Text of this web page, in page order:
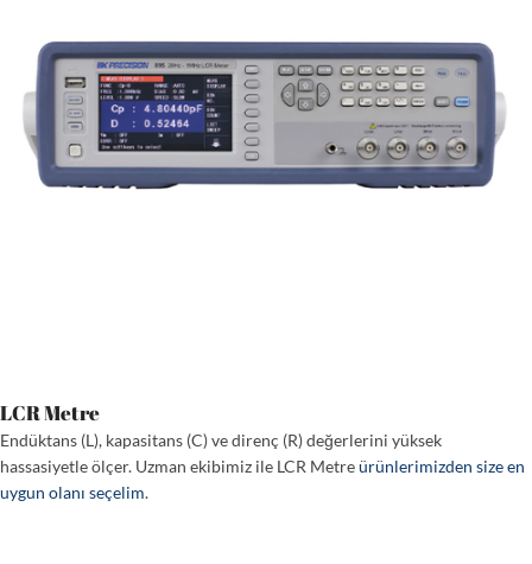
LCR Metre
Endüktans (L), kapasitans (C) ve direnç (R) değerlerini yüksek
hassasiyetle ölçer. Uzman ekibimiz ile LCR Metreürünlerimizden size en
uygun olanı seçelim.